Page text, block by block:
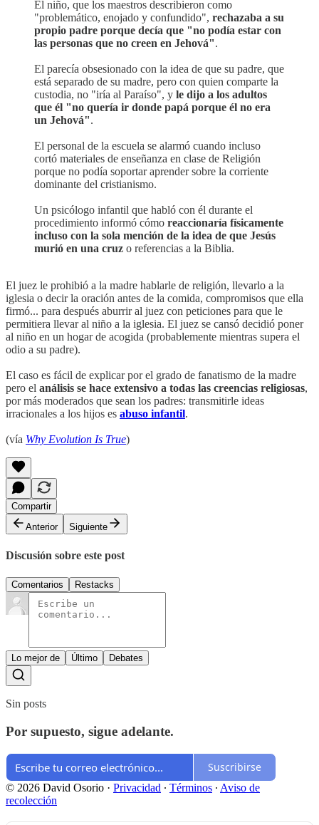
El niño, que los maestros describieron como
"problemático, enojado y confundido", rechazaba a su
propio padre porque decía que "no podía estar con
las personas que no creen en Jehová".
El parecía obsesionado con la idea de que su padre, que
está separado de su madre, pero con quien comparte la
custodia, no "iría al Paraíso", y le dijo a los adultos
que él "no quería ir donde papá porque él no era
un Jehová".
El personal de la escuela se alarmó cuando incluso
cortó materiales de enseñanza en clase de Religión
porque no podía soportar aprender sobre la corriente
dominante del cristianismo.
Un psicólogo infantil que habló con él durante el
procedimiento informó cómo reaccionaría físicamente
incluso con la sola mención de la idea de que Jesús
murió en una cruz o referencias a la Biblia.
El juez le prohibió a la madre hablarle de religión, llevarlo a la
iglesia o decir la oración antes de la comida, compromisos que ella
firmó... para después aburrir al juez con peticiones para que le
permitiera llevar al niño a la iglesia. El juez se cansó decidió poner
al niño en un hogar de acogida (probablemente mientras supera el
odio a su padre).
El caso es fácil de explicar por el grado de fanatismo de la madre
pero el análisis se hace extensivo a todas las creencias religiosas,
por más moderados que sean los padres: transmitirle ideas
irracionales a los hijos es abuso infantil.
(vía Why Evolution Is True)
Compartir
Anterior
Siguiente
Discusión sobre este post
Comentarios Restacks
Lo mejor de Último Debates
Sin posts
Por supuesto, sigue adelante.
Suscribirse
© 2026 David Osorio · Privacidad ∙ Términos ∙ Aviso de
recolección